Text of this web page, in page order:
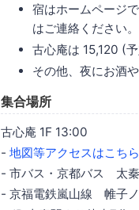
宿はホームページ
はご連絡ください。
古心庵は 15,120 (
その他、夜にお酒
集合場所
古心庵 1F 13:00
- 地図等アクセスはこちら
- 市バス・京都バス 太
- 京福電鉄嵐山線 帷子